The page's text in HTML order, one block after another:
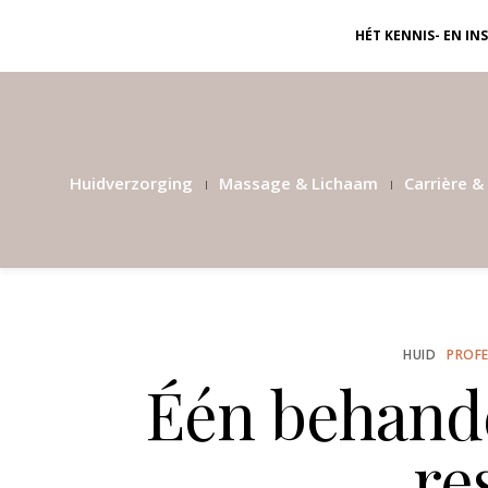
HÉT KENNIS- EN
Huidverzorging Massage & Lichaam Carrière
HUID
Één